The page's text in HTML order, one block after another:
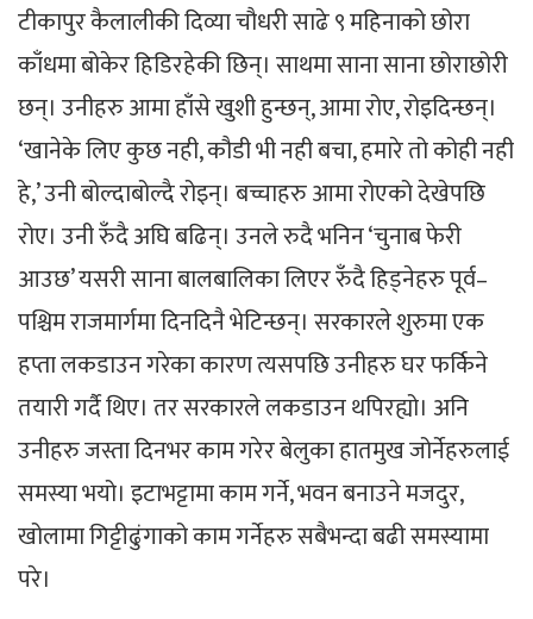
टीकापुर कैलालीकी दिव्या चौधरी साढे ९ महिनाको छोरा
काँधमा बोकेर हिडिरहेकी छिन्। साथमा साना साना छोराछोरी
छन्। उनीहरु आमा हाँसे खुशी हुन्छन्, आमा रोए, रोइदिन्छन्।
‘खानेके लिए कुछ नही, कौडी भी नही बचा, हमारे तो कोही नही
हे,’ उनी बोल्दाबोल्दै रोइन्। बच्चाहरु आमा रोएको देखेपछि
रोए। उनी रुँदै अघि बढिन्। उनले रुदै भनिन ‘चुनाब फेरी
आउछ’ यसरी साना बालबालिका लिएर रुँदै हिड्नेहरु पूर्व–
पश्चिम राजमार्गमा दिनदिनै भेटिन्छन्। सरकारले शुरुमा एक
हप्ता लकडाउन गरेका कारण त्यसपछि उनीहरु घर फर्किने
तयारी गर्दै थिए। तर सरकारले लकडाउन थपिरह्यो। अनि
उनीहरु जस्ता दिनभर काम गरेर बेलुका हातमुख जोर्नेहरुलाई
समस्या भयो। इटाभट्टामा काम गर्ने, भवन बनाउने मजदुर,
खोलामा गिट्टीढुंगाको काम गर्नेहरु सबैभन्दा बढी समस्यामा
परे।